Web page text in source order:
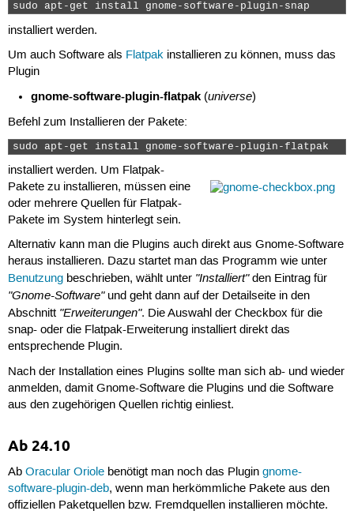
sudo apt-get install gnome-software-plugin-snap
installiert werden.
Um auch Software als Flatpakinstallieren zu können, muss das
Plugin
gnome-software-plugin-flatpak(universe)
Befehl zum Installieren der Pakete:
sudo apt-get install gnome-software-plugin-flatpak
installiert werden. Um Flatpak-
Pakete zu installieren, müssen eine
oder mehrere Quellen für Flatpak-
Pakete im System hinterlegt sein.
Alternativ kann man die Plugins auch direkt aus Gnome-Software
heraus installieren. Dazu startet man das Programm wie unter
Benutzungbeschrieben, wählt unter "Installiert"den Eintrag für
"Gnome-Software"und geht dann auf der Detailseite in den
Abschnitt "Erweiterungen". Die Auswahl der Checkbox für die
snap- oder die Flatpak-Erweiterung installiert direkt das
entsprechende Plugin.
Nach der Installation eines Plugins sollte man sich ab- und wieder
anmelden, damit Gnome-Software die Plugins und die Software
aus den zugehörigen Quellen richtig einliest.
Ab 24.10
Ab Oracular Oriolebenötigt man noch das Plugin gnome-
software-plugin-deb, wenn man herkömmliche Pakete aus den
offiziellen Paketquellen bzw. Fremdquellen installieren möchte.